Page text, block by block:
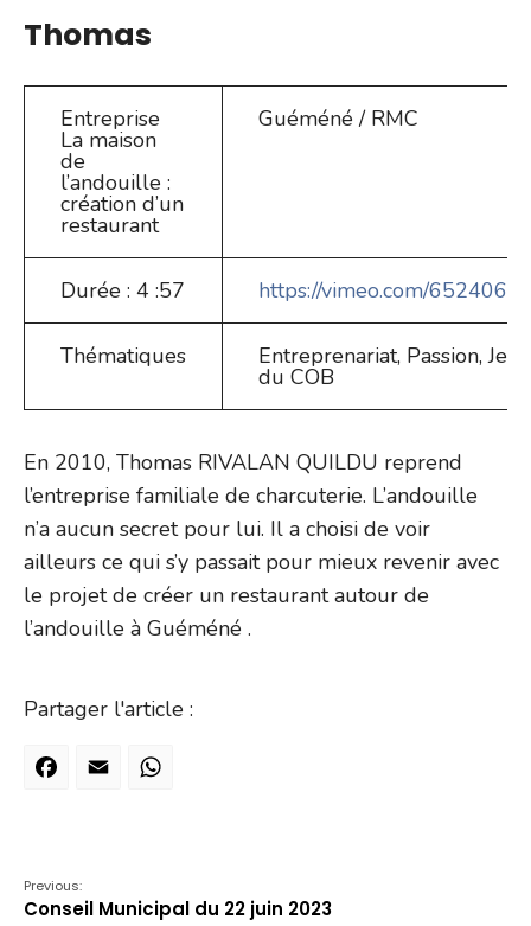
Thomas
Entreprise
La maison
de
l’andouille :
création d’un
restaurant
Guéméné / RMC
Durée : 4 :57 https://vimeo.com/
Thématiques Entreprenariat, Passion,
du COB
En 2010, Thomas RIVALAN QUILDU reprend
l’entreprise familiale de charcuterie. L’andouille
n’a aucun secret pour lui. Il a choisi de voir
ailleurs ce qui s’y passait pour mieux revenir avec
le projet de créer un restaurant autour de
l’andouille à Guéméné .
Partager l'article :
Facebook
Email
Previous:
Conseil Municipal du 22 juin 2023